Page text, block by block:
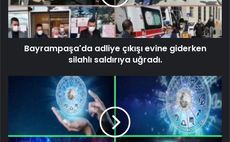
Bayrampaşa'da adliye çıkışı evine giderken
silahlı saldırıya uğradı.